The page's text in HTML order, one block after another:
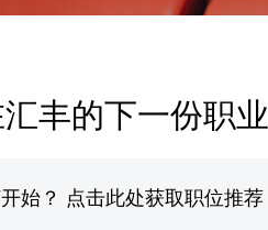
丰的下一份职业
始？ 点击此处获取职位推荐